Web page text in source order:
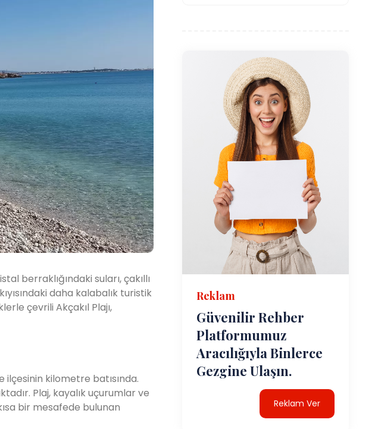
berraklığındaki suları, çakıllı
daha kalabalık turistik
çevrili Akçakıl Plajı,
ilçesinin kilometre batısında.
Plaj, kayalık uçurumlar ve
bir mesafede bulunan
Reklam
Güvenilir Rehber
Platformumuz
Aracılığıyla Binlerce
Gezgine Ulaşın.
Reklam Ver